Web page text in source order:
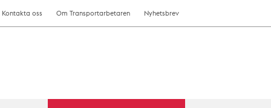
Kontakta oss Om Transportarbetaren Nyhetsbrev